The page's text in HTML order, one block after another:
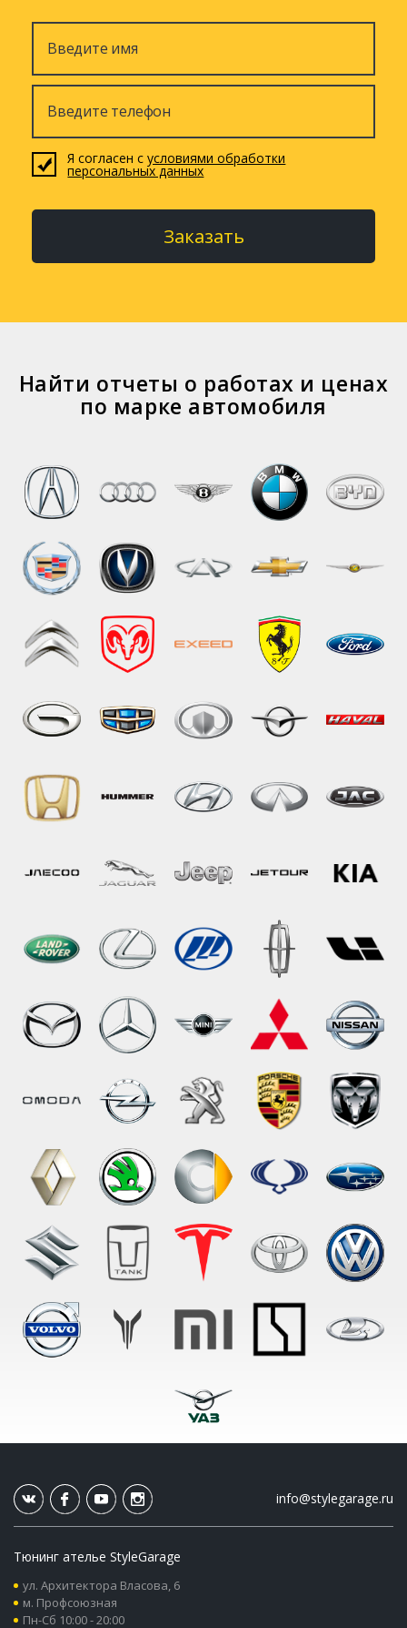
Я согласен сусловиями обработки
персональных данных
Заказать
Найти отчеты о работах и ценах
по марке автомобиля
info@stylegarage.ru
Тюнинг ателье StyleGarage
ул. Архитектора Власова, 6
м. Профсоюзная
Пн-Сб 10:00 - 20:00